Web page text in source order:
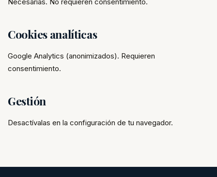
Cookies analíticas
Google Analytics (anonimizados). Requieren
consentimiento.
Gestión
Desactívalas en la configuración de tu navegador.